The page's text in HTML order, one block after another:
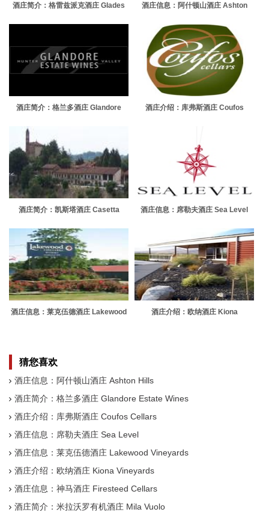
酒庄简介：格雷兹派克酒庄 Glades
酒庄信息：阿什顿山酒庄 Ashton
酒庄简介：格兰多酒庄 Glandore
酒庄介绍：库弗斯酒庄 Coufos
酒庄简介：凯斯塔酒庄 Casetta 酒庄信息：席勒夫酒庄 Sea Level
酒庄信息：莱克伍德酒庄 Lakewood
酒庄介绍：欧纳酒庄 Kiona
猜您喜欢
酒庄信息：阿什顿山酒庄 Ashton Hills
酒庄简介：格兰多酒庄 Glandore Estate Wines
酒庄介绍：库弗斯酒庄 Coufos Cellars
酒庄信息：席勒夫酒庄 Sea Level
酒庄信息：莱克伍德酒庄 Lakewood Vineyards
酒庄介绍：欧纳酒庄 Kiona Vineyards
酒庄信息：神马酒庄 Firesteed Cellars
酒庄简介：米拉沃罗有机酒庄 Mila Vuolo